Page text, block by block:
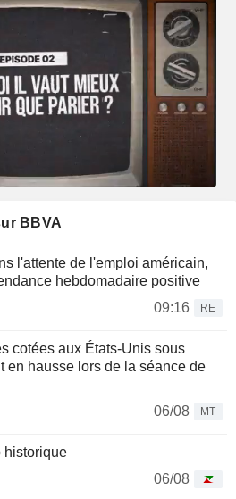
BBVA
l'attente de l'emploi américain,
hebdomadaire positive
09:16
RE
cotées aux États-Unis sous
en hausse lors de la séance de
06/08
MT
historique
06/08